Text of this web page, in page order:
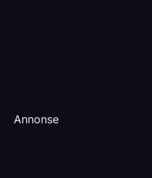
Annonse